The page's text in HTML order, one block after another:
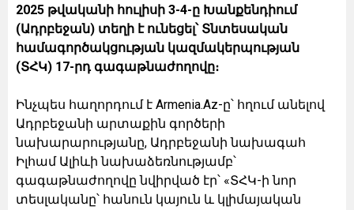
2025 թվականի հուլիսի 3-4-ը Խանքենդիում
(Ադրբեջան) տեղի է ունեցել՝ Տնտեսական
համագործակցության կազմակերպության
(ՏՀԿ) 17-րդ գագաթնաժողովը։
Ինչպես հաղորդում է Armenia.Az-ը՝ հղում անելով
Ադրբեջանի արտաքին գործերի
նախարարությանը, Ադրբեջանի նախագահ
Իլհամ Ալիևի նախաձեռնությամբ՝
գագաթնաժողովը նվիրված էր՝ «ՏՀԿ-ի նոր
տեսլականը՝ հանուն կայուն և կլիմայական